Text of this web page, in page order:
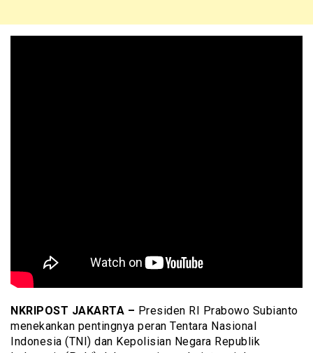
NKRIPOST JAKARTA – Presiden RI Prabowo Subianto
menekankan pentingnya peran Tentara Nasional
Indonesia (TNI) dan Kepolisian Negara Republik